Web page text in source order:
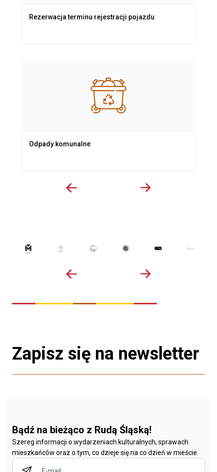
Rezerwacja terminu rejestracji pojazdu
Odpady komunalne
Zapisz się na newsletter
Bądź na bieżąco z Rudą Śląską!
Szereg informacji o wydarzeniach kulturalnych, sprawach
mieszkańców oraz o tym, co dzieje się na co dzień w mieście.